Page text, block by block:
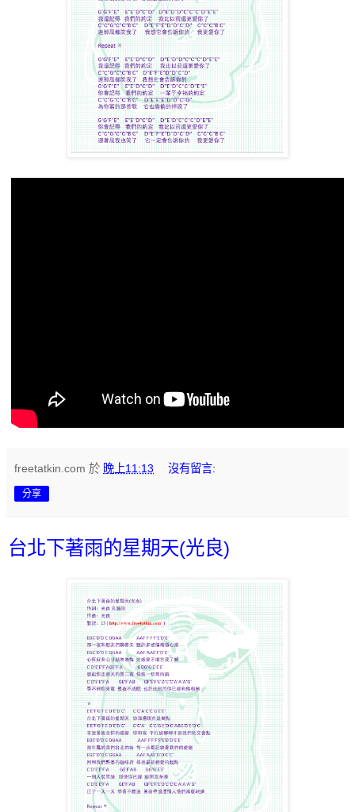
freetatkin.com 於 晚上11:13 沒有留言:
分享
台北下著雨的星期天(光良)